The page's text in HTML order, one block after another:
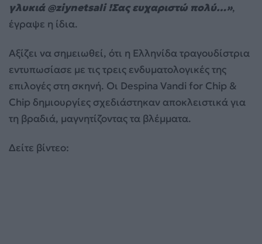
γλυκιά @ziynetsali !Σας ευχαριστώ πολύ…»,
έγραψε η ίδια.
Αξίζει να σημειωθεί, ότι η Ελληνίδα τραγουδίστρια
εντυπωσίασε με τις τρεις ενδυματολογικές της
επιλογές στη σκηνή. Οι Despina Vandi for Chip &
Chip δημιουργίες σχεδιάστηκαν αποκλειστικά για
τη βραδιά, μαγνητίζοντας τα βλέμματα.
Δείτε βίντεο: